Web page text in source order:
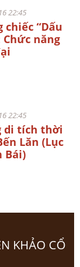
22:45
chiếc “Dấu
Chức năng
22:45
di tích thời
Lăn (Lục
Bái)
KHẢO CỔ